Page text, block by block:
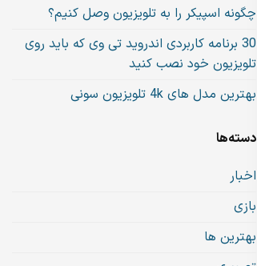
چگونه اسپیکر را به تلویزیون وصل کنیم؟
30 برنامه کاربردی اندروید تی وی که باید روی
تلویزیون خود نصب کنید
بهترین مدل های 4k تلویزیون سونی
دسته‌ها
اخبار
بازی
بهترین ها